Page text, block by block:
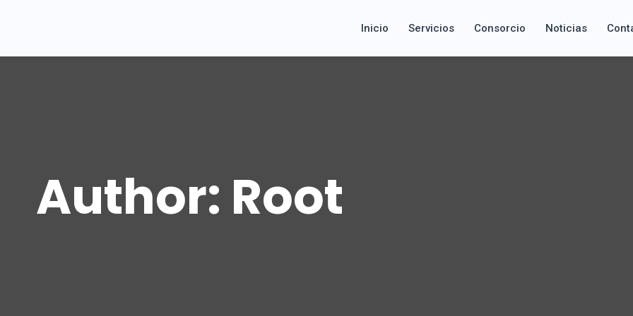
Inicio Servicios Consorcio Noticias
Author: Root